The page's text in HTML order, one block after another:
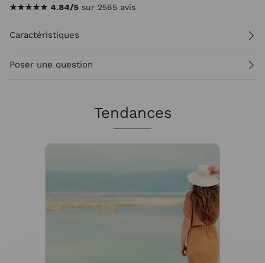
★★★★★ 4.84/5 sur 2565 avis
Caractéristiques
Poser une question
Tendances